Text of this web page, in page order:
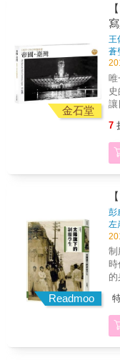
三
了
的
老
比
「
本書特色
畫
歷
發
漸
政治地
搜
部
採
政
寶
擴
嶼
狂轟濫
中
本
後
傷
因
灣
運
炸
地
集
金石堂
王
蒼
唯
讓
從
而
7
Readmoo
彭
左
制
時
讓